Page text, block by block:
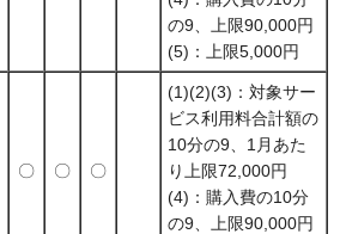
の9、上限90,000円
(5)：上限5,000円
〇 〇 〇
(1)(2)(3)：対象サー
ビス利用料合計額の
10分の9、1月あた
り上限72,000円
(4)：購入費の10分
の9、上限90,000円